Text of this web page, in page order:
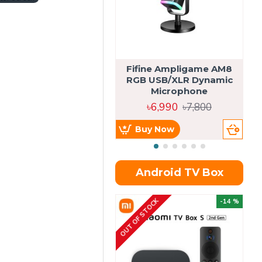
Fifine Ampligame AM8
RGB USB/XLR Dynamic
Microphone
৳6,990 ৳7,800
Buy Now
Android TV Box
-14 %
OUT OF STOCK